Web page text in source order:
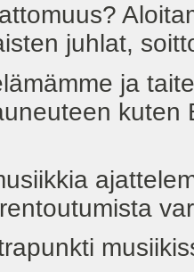
juhlat,
ja
kuten